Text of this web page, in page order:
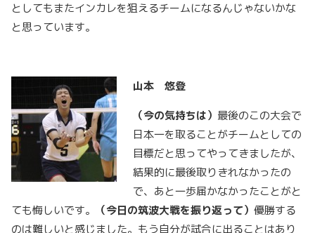
としてもまたインカレを狙えるチームになるんじゃないかな
と思っています。
山本 悠登
（今の気持ちは） 最後のこの大会で
日本一を取ることがチームとしての
目標だと思ってやってきましたが、
結果的に最後取りきれなかったの
で、あと一歩届かなかったことがと
ても悔しいです。
（今日の筑波大戦を振り返って） 優勝する
のは難しいと感じました。もう自分が試合に出ることはあり